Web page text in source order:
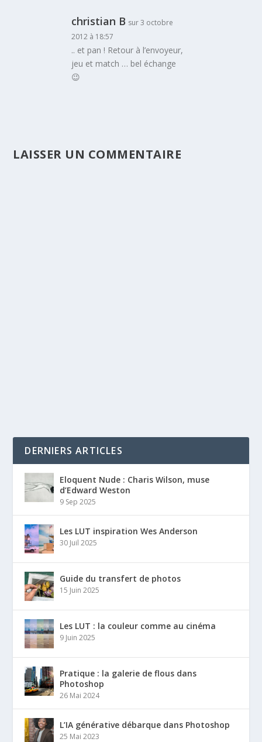
christian B sur 3 octobre
2012 à 18:57
.. et pan ! Retour à l’envoyeur,
jeu et match … bel échange
😉
LAISSER UN COMMENTAIRE
DERNIERS ARTICLES
Eloquent Nude : Charis Wilson, muse
d’Edward Weston
9 Sep 2025
Les LUT inspiration Wes Anderson
30 Juil 2025
Guide du transfert de photos
15 Juin 2025
Les LUT : la couleur comme au cinéma
9 Juin 2025
Pratique : la galerie de flous dans
Photoshop
26 Mai 2024
L’IA générative débarque dans Photoshop
25 Mai 2023